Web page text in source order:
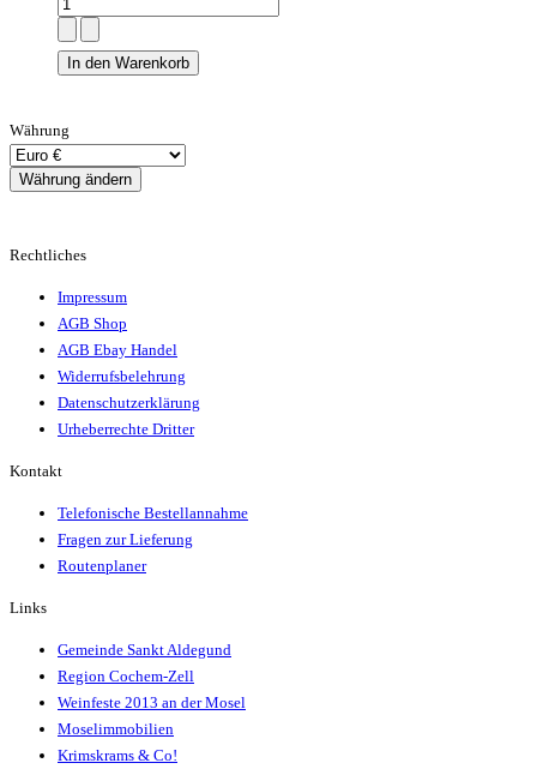
Währung
Rechtliches
Impressum
AGB Shop
AGB Ebay Handel
Widerrufsbelehrung
Datenschutzerklärung
Urheberrechte Dritter
Kontakt
Telefonische Bestellannahme
Fragen zur Lieferung
Routenplaner
Links
Gemeinde Sankt Aldegund
Region Cochem-Zell
Weinfeste 2013 an der Mosel
Moselimmobilien
Krimskrams & Co!